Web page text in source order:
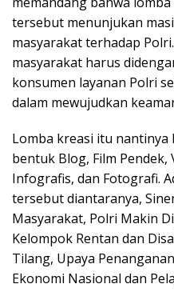
tersebut menunjukan
masyarakat terhadap
masyarakat harus
konsumen layanan Polri
dalam mewujudkan
Lomba kreasi itu nantinya
bentuk Blog, Film
Infografis, dan Fotografi.
tersebut diantaranya,
Masyarakat, Polri Makin
Kelompok Rentan dan
Tilang, Upaya
Ekonomi Nasional dan